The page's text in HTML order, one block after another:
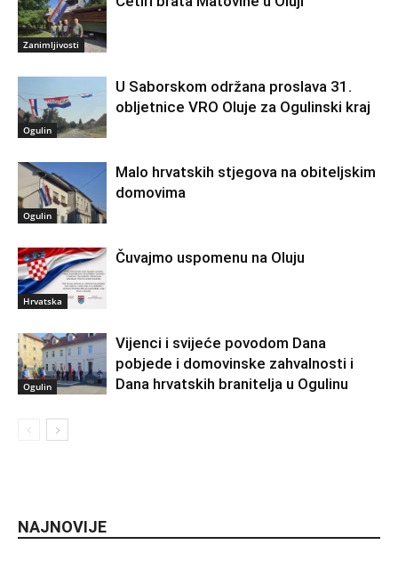
Zanimljivosti
Ogulin
U Saborskom održana proslava 31.
obljetnice VRO Oluje za Ogulinski kraj
Ogulin
Malo hrvatskih stjegova na obiteljskim
domovima
Hrvatska
Čuvajmo uspomenu na Oluju
Ogulin
Vijenci i svijeće povodom Dana
pobjede i domovinske zahvalnosti i
Dana hrvatskih branitelja u Ogulinu
NAJNOVIJE